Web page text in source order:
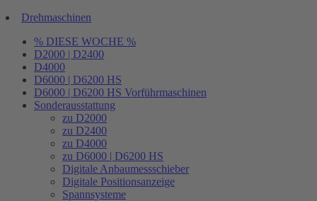
Drehmaschinen
% DIESE WOCHE %
D2000 | D2400
D4000
D6000 | D6200 HS
D6000 | D6200 HS Vorführmaschinen
Sonderausstattung
zu D2000
zu D2400
zu D4000
zu D6000 | D6200 HS
Digitale Anbaumessschieber
Digitale Positionsanzeige
Spannsysteme